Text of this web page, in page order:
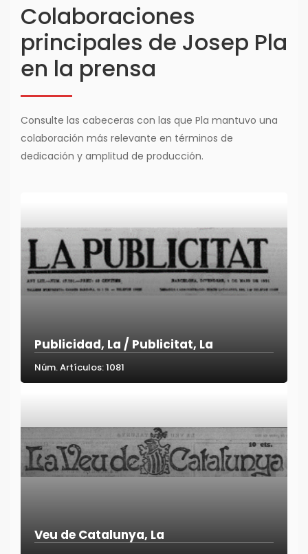
Colaboraciones
principales de Josep Pla
en la prensa
Consulte las cabeceras con las que Pla mantuvo una
colaboración más relevante en términos de
dedicación y amplitud de producción.
Publicidad, La / Publicitat, La
Núm. Artículos: 1081
Veu de Catalunya, La